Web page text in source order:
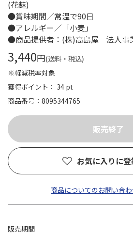
(花麩)
●賞味期間／常温で90日
●アレルギー／「小麦」
●商品提供者：(株)高島屋 法人事
3,440円(送料・税込)
※軽減税率対象
獲得ポイント： 34 pt
商品番号
8095344765
お気に入りに登
商品についてのお問い合
販売期間